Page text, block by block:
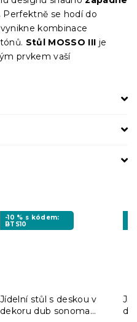
Perfektně se hodí do
kombinace
Stůl MOSSO III je
prvkem vaší
-10 % s kódem:
BTS10
Jídelní stůl s deskou v
dekoru dub sonoma